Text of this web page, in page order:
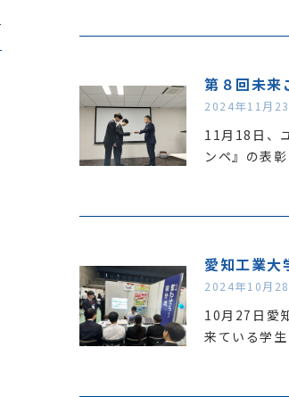
第８回未
2024年11月23
11月18日、
ンペ』の表
愛知工業大
2024年10月28
10月27日愛
来ている学